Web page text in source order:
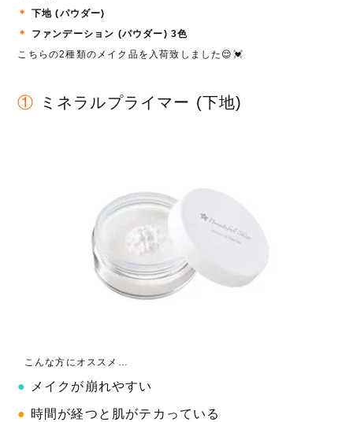
＊ 下地 (パウダー)
＊
ファンデーション (パウダー) 3色
こちらの2種類のメイク品を入荷致しました😌💓
① ミネラルプライマー (下地)
こんな方にオススメ…
● メイクが崩れやすい
● 時間が経つと肌がテカっている